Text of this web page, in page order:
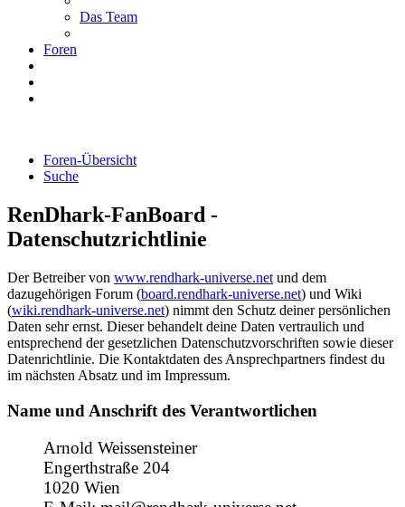
Das Team
Foren
Foren-Übersicht
Suche
RenDhark-FanBoard -
Datenschutzrichtlinie
Der Betreiber von www.rendhark-universe.net und dem
dazugehörigen Forum (board.rendhark-universe.net) und Wiki
(wiki.rendhark-universe.net) nimmt den Schutz deiner persönlichen
Daten sehr ernst. Dieser behandelt deine Daten vertraulich und
entsprechend der gesetzlichen Datenschutzvorschriften sowie dieser
Datenrichtlinie. Die Kontaktdaten des Ansprechpartners findest du
im nächsten Absatz und im Impressum.
Name und Anschrift des Verantwortlichen
Arnold Weissensteiner
Engerthstraße 204
1020 Wien